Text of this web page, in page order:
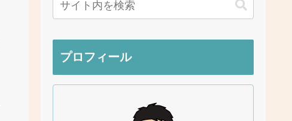
プロフィール